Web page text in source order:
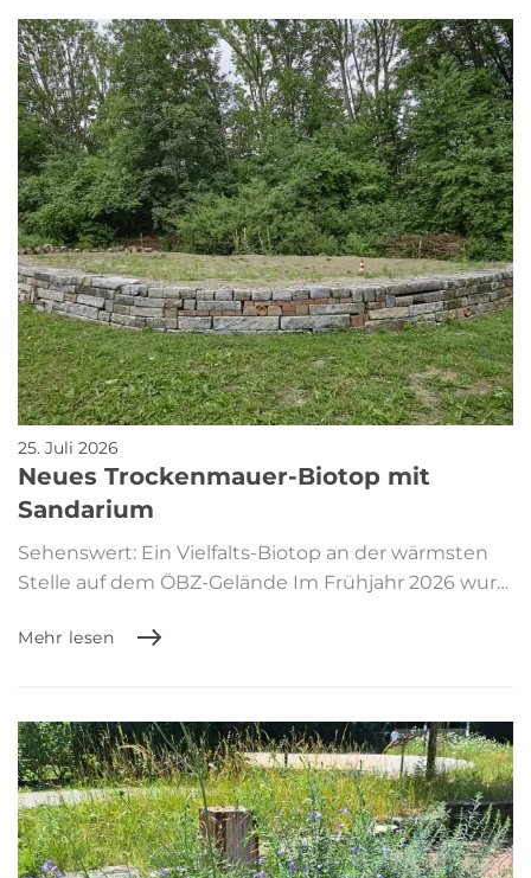
25. Juli 2026
Neues Trockenmauer-Biotop mit
Sandarium
Sehenswert: Ein Vielfalts-Biotop an der wärmsten
Stelle auf dem ÖBZ-Gelände Im Frühjahr 2026 wur…
Mehr lesen